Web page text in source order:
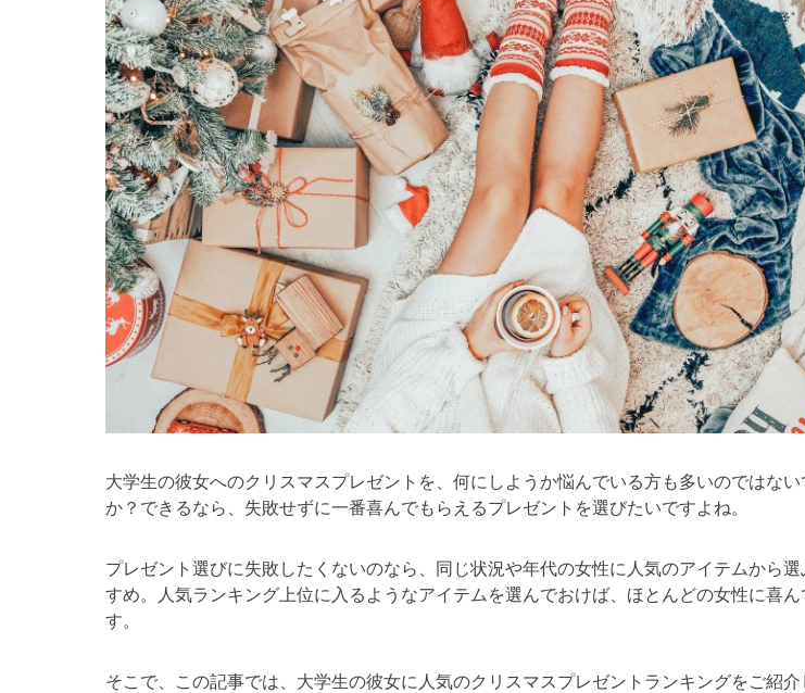
大学生の彼女へのクリスマスプレゼントを、何にしようか悩んでいる方も多いのではない
か？できるなら、失敗せずに一番喜んでもらえるプレゼントを選びたいですよね。
プレゼント選びに失敗したくないのなら、同じ状況や年代の女性に人気のアイテムから
すめ。人気ランキング上位に入るようなアイテムを選んでおけば、ほとんどの女性に喜ん
す。
そこで、この記事では、大学生の彼女に人気のクリスマスプレゼントランキングをご紹